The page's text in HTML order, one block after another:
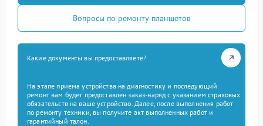
Вопросы по ремонту планшетов
Какие документы вы предоставляете?
На этапе приема устройства на диагностику и последующий
ремонт вам будет предоставлен заказ-наряд с указанием страховых
обязательств на ваше устройство. Далее, после выполнения работ
по ремонту техники, вы получите акт выполненных работ и
гарантийный талон.